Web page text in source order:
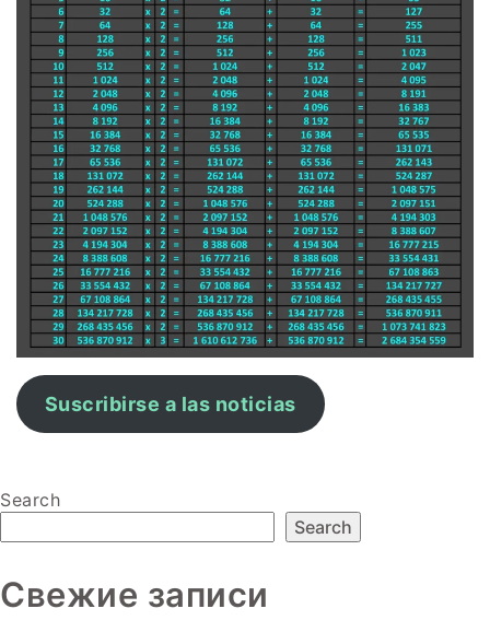
Suscribirse a las noticias
Search
Search
Свежие записи